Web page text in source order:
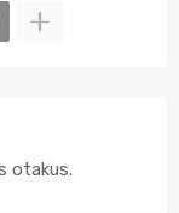
otakus.